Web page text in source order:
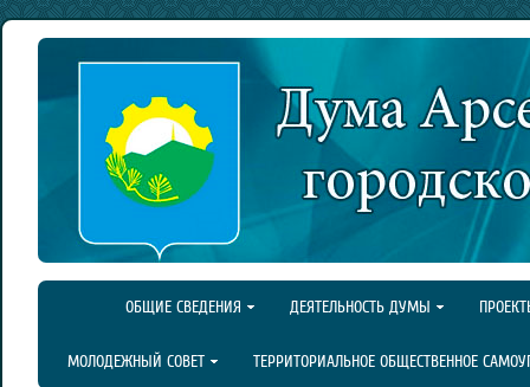
ОБЩИЕ СВЕДЕНИЯ ДЕЯТЕЛЬНОСТЬ ДУМЫ
МОЛОДЕЖНЫЙ СОВЕТ ТЕРРИТОРИАЛЬНОЕ ОБЩЕСТВЕННОЕ